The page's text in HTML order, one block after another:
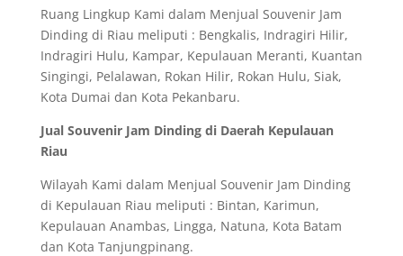
Ruang Lingkup Kami dalam Menjual Souvenir Jam
Dinding di Riau meliputi : Bengkalis, Indragiri Hilir,
Indragiri Hulu, Kampar, Kepulauan Meranti, Kuantan
Singingi, Pelalawan, Rokan Hilir, Rokan Hulu, Siak,
Kota Dumai dan Kota Pekanbaru.
Jual Souvenir Jam Dinding di Daerah Kepulauan
Riau
Wilayah Kami dalam Menjual Souvenir Jam Dinding
di Kepulauan Riau meliputi : Bintan, Karimun,
Kepulauan Anambas, Lingga, Natuna, Kota Batam
dan Kota Tanjungpinang.